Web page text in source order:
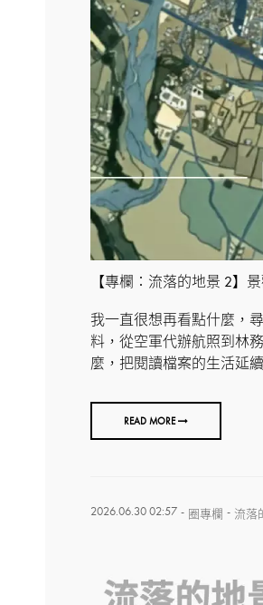
【專欄：流落的地景 2】
我一直很想再看點什麼，
料，從空軍代辦航照到林
麼，把閱讀檔案的生活延
READ MORE
2026.06.30 02:57 - 圈專欄 - 流落